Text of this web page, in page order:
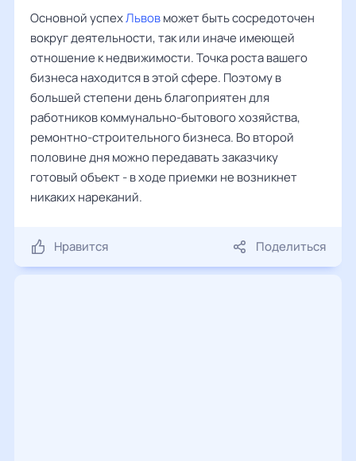
Основной успехЛьвовможет быть сосредоточен
вокруг деятельности, так или иначе имеющей
отношение к недвижимости. Точка роста вашего
бизнеса находится в этой сфере. Поэтому в
большей степени день благоприятен для
работников коммунально-бытового хозяйства,
ремонтно-строительного бизнеса. Во второй
половине дня можно передавать заказчику
готовый объект - в ходе приемки не возникнет
никаких нареканий.
Нравится Поделиться